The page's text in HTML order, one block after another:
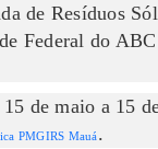
de Resíduos
Federal do
de maio a 15
PMGIRS Mauá.